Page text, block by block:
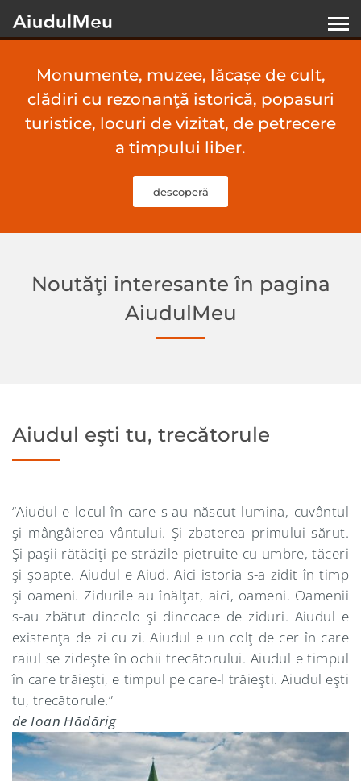
Monumente, muzee, lăcașe de cult,
clădiri cu rezonanţă istorică, popasuri
turistice, locuri de vizitat, de petrecere
a timpului liber.
descoperă
Noutăţi interesante în pagina
AiudulMeu
Aiudul eşti tu, trecătorule
“Aiudul e locul în care s-au născut lumina, cuvântul
şi mângâierea vântului. Şi zbaterea primului sărut.
Şi paşii rătăciţi pe străzile pietruite cu umbre, tăceri
şi şoapte. Aiudul e Aiud. Aici istoria s-a zidit în timp
şi oameni. Zidurile au înălţat, aici, oameni. Oamenii
s-au zbătut dincolo şi dincoace de ziduri. Aiudul e
existenţa de zi cu zi. Aiudul e un colţ de cer în care
raiul se zideşte în ochii trecătorului. Aiudul e timpul
în care trăieşti, e timpul pe care-l trăieşti. Aiudul eşti
tu, trecătorule.”
de Ioan Hădărig